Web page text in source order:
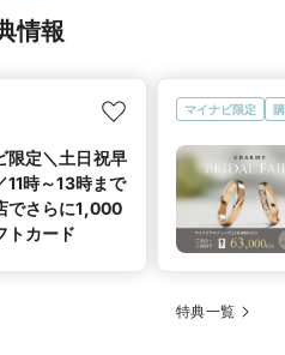
情報
限定＼土日祝早
11時～13時まで
でさらに1,000
トカード
マイナビ限定
特典一覧